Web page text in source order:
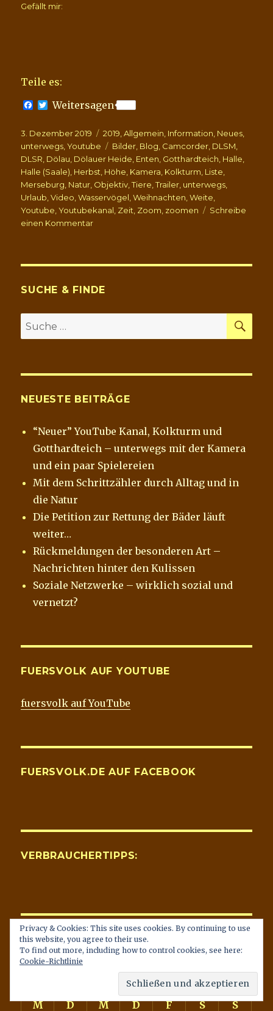
Gefällt mir:
Teile es:
F
e
b
o
o
k
T
t
t
e
r
Weitersagen
Veröffentlicht
am
3. Dezember 2019 Kategorien
2019 ,Allgemein Information Neues
unterwegs ,Youtube Schlagwörter
Bilder Blog Camcorder DLSM
DLSR Dölau Dölauer Heide Enten Gotthardteich Halle
Halle (Saale) Herbst Höhe Kamera Kolkturm Liste
Merseburg Natur Objektiv ,Tiere ,Trailer unterwegs
Urlaub ,Video ,Wasservögel ,Weihnachten ,Weite
Youtube ,Youtubekanal Zeit Zoom zoomen
Schreibe
einen Kommentarzu
und
–
mit
und
paar
SUCHE & FINDE
Suche
nach:
NEUESTE BEITRÄGE
“Neuer” YouTube Kanal, Kolkturm und
Gotthardteich – unterwegs mit der Kamera
und ein paar Spielereien
Mit dem Schrittzähler durch Alltag und in
die Natur
Die Petition zur Rettung der Bäder läuft
weiter…
Rückmeldungen der besonderen Art –
Nachrichten hinter den Kulissen
Soziale Netzwerke – wirklich sozial und
vernetzt?
FUERSVOLK AUF YOUTUBE
fuersvolk auf YouTube
FUERSVOLK.DE AUF FACEBOOK
VERBRAUCHERTIPPS:
KALENDERBLATT
August 2026
M D M D F S S
Privacy & Cookies: This site uses cookies. By continuing to use
this website, you agree to their use.
To find out more, including how to control cookies, see here:
Cookie-Richtlinie